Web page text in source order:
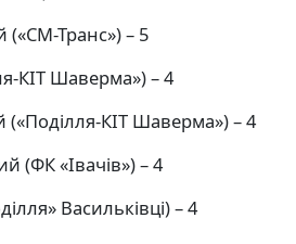
Транс») – 5
КІТ Шаверма») – 4
КІТ Шаверма») – 4
(ФК «Івачів») – 4
Васильківці) – 4